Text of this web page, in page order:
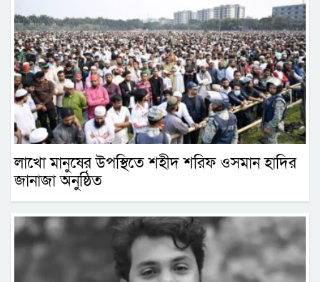
লাখো মানুষের উপস্থিতে শহীদ শরিফ ওসমান হাদির
জানাজা অনুষ্ঠিত